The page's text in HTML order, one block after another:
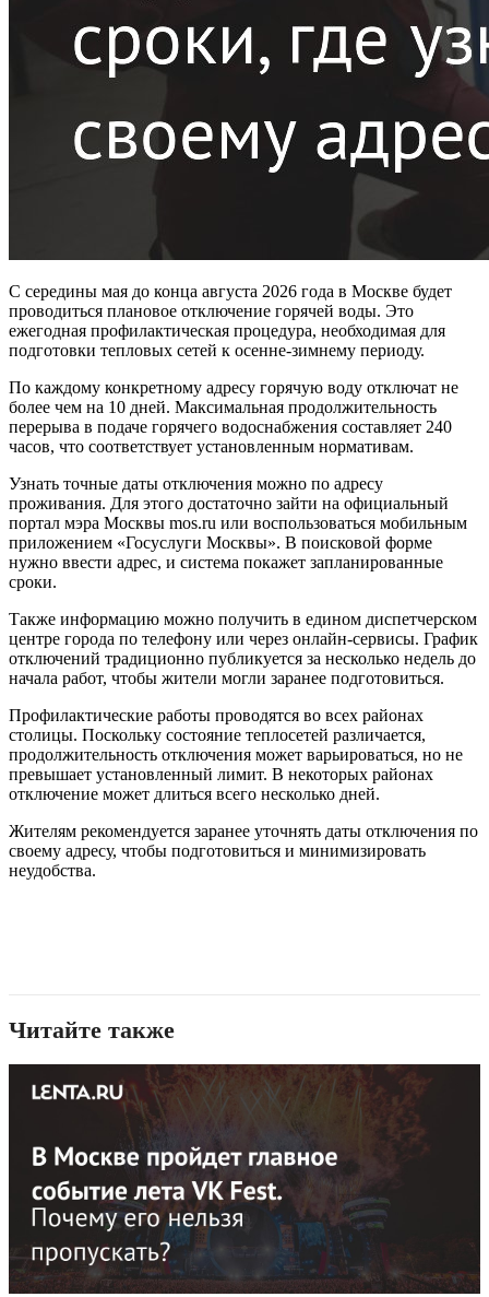
С середины мая до конца августа 2026 года в Москве будет
проводиться плановое отключение горячей воды. Это
ежегодная профилактическая процедура, необходимая для
подготовки тепловых сетей к осенне-зимнему периоду.
По каждому конкретному адресу горячую воду отключат не
более чем на 10 дней. Максимальная продолжительность
перерыва в подаче горячего водоснабжения составляет 240
часов, что соответствует установленным нормативам.
Узнать точные даты отключения можно по адресу
проживания. Для этого достаточно зайти на официальный
портал мэра Москвы mos.ru или воспользоваться мобильным
приложением «Госуслуги Москвы». В поисковой форме
нужно ввести адрес, и система покажет запланированные
сроки.
Также информацию можно получить в едином диспетчерском
центре города по телефону или через онлайн-сервисы. График
отключений традиционно публикуется за несколько недель до
начала работ, чтобы жители могли заранее подготовиться.
Профилактические работы проводятся во всех районах
столицы. Поскольку состояние теплосетей различается,
продолжительность отключения может варьироваться, но не
превышает установленный лимит. В некоторых районах
отключение может длиться всего несколько дней.
Жителям рекомендуется заранее уточнять даты отключения по
своему адресу, чтобы подготовиться и минимизировать
неудобства.
Читайте также